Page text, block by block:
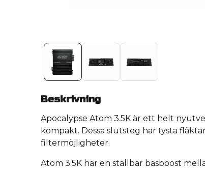
Beskrivning
Apocalypse Atom 3.5K är ett helt
kompakt. Dessa slutsteg har tysta
filtermöjligheter.
Atom 3.5K har en ställbar basboost